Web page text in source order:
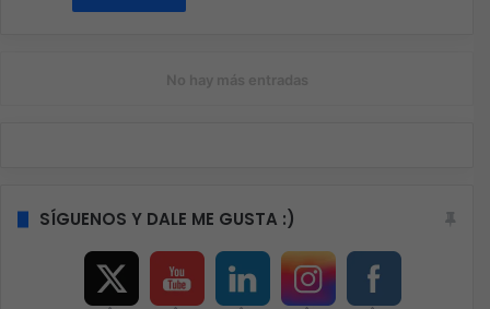
SÍGUENOS Y DALE ME GUSTA :)